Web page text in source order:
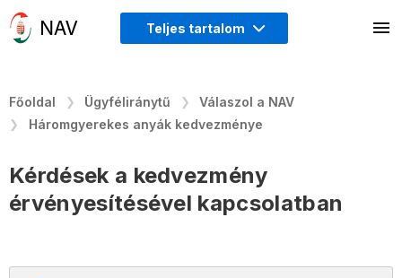
Teljes tartalom
Főoldal Ügyféliránytű
Válaszol a NAV
Háromgyerekes anyák kedvezménye
Kérdések a kedvezmény
érvényesítésével kapcsolatban